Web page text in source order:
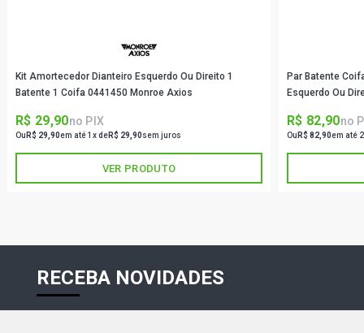
Kit Amortecedor Dianteiro Esquerdo Ou Direito 1
Batente 1 Coifa 0441450 Monroe Axios
R$ 29,90no PIX
Ou R$ 29,90em até 1x deR$ 29,90sem juros
VER PRODUTO
Par Batente
Esquerdo Ou
R$ 82,90no
Ou R$ 82,90em até
RECEBA NOVIDADES